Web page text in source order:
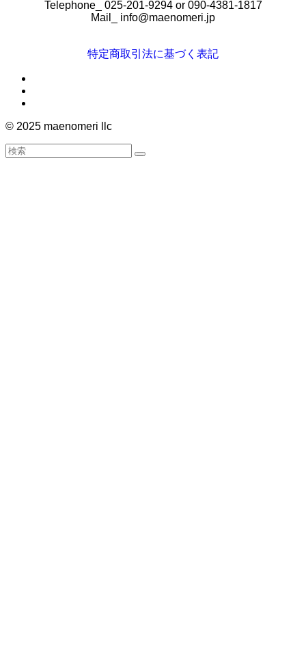
Telephone_ 025-201-9294 or 090-4381-1817
Mail_ info@maenomeri.jp
特定商取引法に基づく表記
© 2025 maenomeri llc